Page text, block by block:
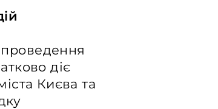
проведення
діє
Києва та